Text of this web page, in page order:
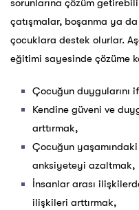
sorunlarına çözüm
çatışmalar, boşanma ya
çocuklara destek olurlar.
eğitimi sayesinde çözüme
Çocuğun duygularını
Kendine güveni ve
arttırmak,
Çocuğun
anksiyeteyi azaltmak,
İnsanlar arası
ilişkileri arttırmak,